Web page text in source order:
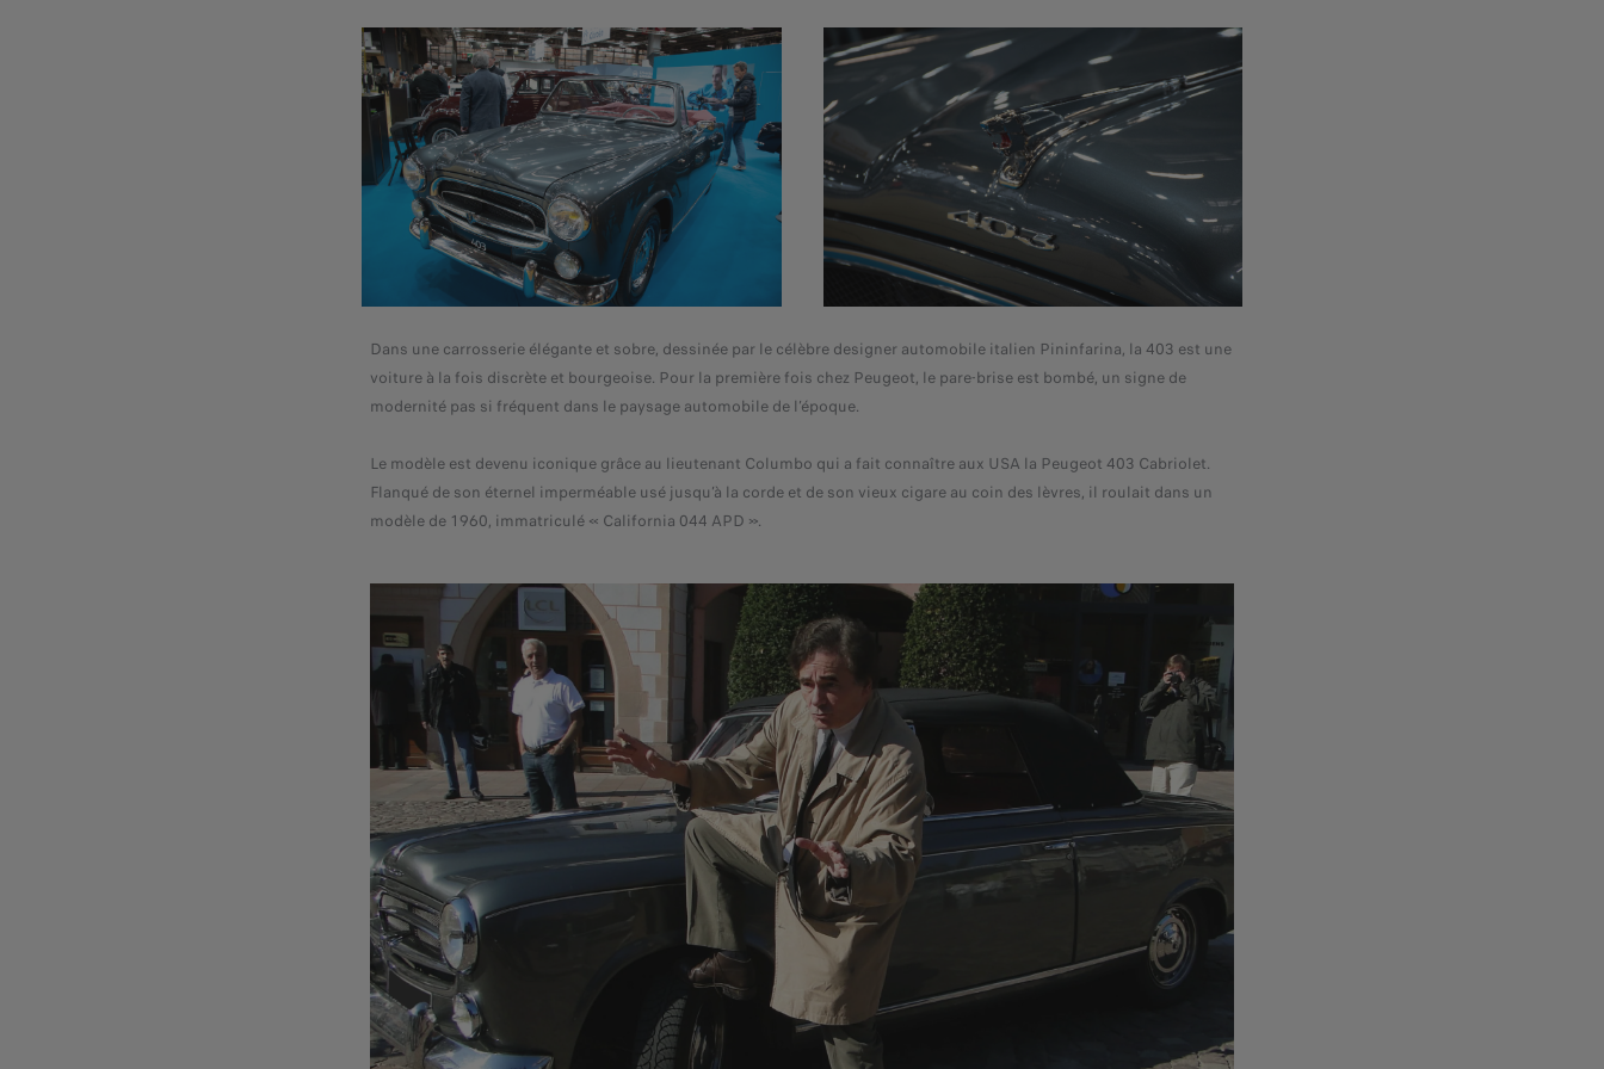
Dans une carrosserie élégante et sobre, dessinée par le célèbre designer automobile italien Pininfarina, la 403 est une
voiture à la fois discrète et bourgeoise. Pour la première fois chez Peugeot, le pare-brise est bombé, un signe de
modernité pas si fréquent dans le paysage automobile de l’époque.
Le modèle est devenu iconique grâce au lieutenant Columbo qui a fait connaître aux USA la Peugeot 403 Cabriolet.
Flanqué de son éternel imperméable usé jusqu’à la corde et de son vieux cigare au coin des lèvres, il roulait dans un
modèle de 1960, immatriculé « California 044 APD ».